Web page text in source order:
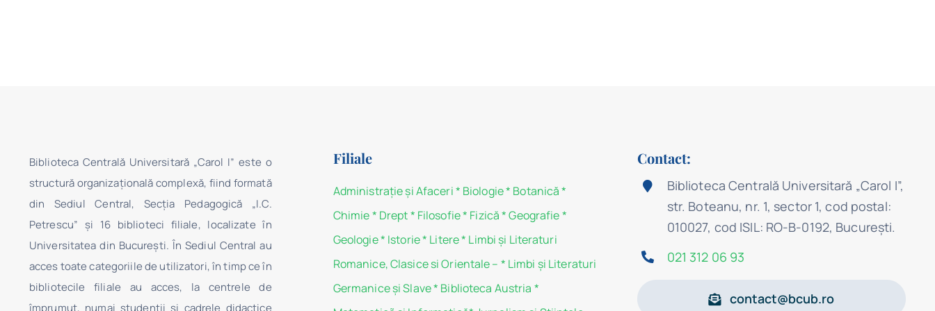
Biblioteca Centrală Universitară „Carol I” este o
structură organizaţională complexă, fiind formată
din Sediul Central, Secţia Pedagogică „I.C.
Petrescu” şi 16 biblioteci filiale, localizate în
Universitatea din Bucureşti. În Sediul Central au
acces toate categoriile de utilizatori, în timp ce în
bibliotecile filiale au acces, la centrele de
împrumut, numai studenţii şi cadrele didactice
Filiale
Administraţie şi Afaceri* Biologie* Botanică *
Chimie* Drept* Filosofie* Fizică* Geografie*
Geologie* Istorie* Litere* Limbi și Literaturi
Romanice, Clasice si Orientale – * Limbi și Literaturi
Germanice şi Slave* Biblioteca Austria *
Contact:
Biblioteca Centrală Universitară „Carol I”,
str. Boteanu, nr. 1, sector 1, cod postal:
010027, cod ISIL: RO-B-0192, Bucureşti.
021 312 06 93
contact@bcub.ro